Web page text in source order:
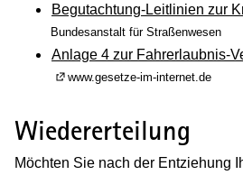
Begutachtung-Leitlinien zur
Bundesanstalt für Straßenwesen
Anlage 4 zur Fahrerlaubnis-
(Wird in einem neuen Fenster
www.gesetze-im-internet.de
Wiedererteilung
Möchten Sie nach der Entziehung